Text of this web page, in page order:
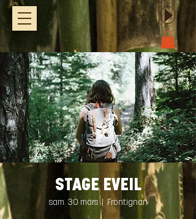
STAGE EVEIL
sam. 30 mars
  |
Frontignan